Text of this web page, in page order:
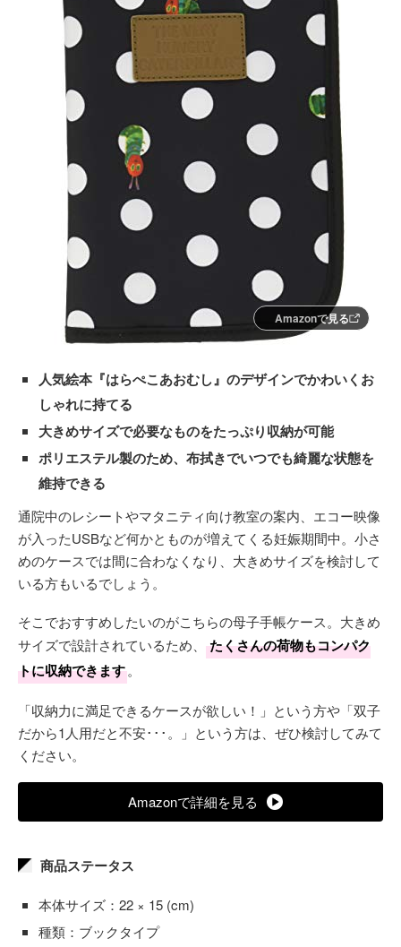
Amazonで見る
人気絵本『はらぺこあおむし』のデザインでかわいくお
しゃれに持てる
大きめサイズで必要なものをたっぷり収納が可能
ポリエステル製のため、布拭きでいつでも綺麗な状態を
維持できる
通院中のレシートやマタニティ向け教室の案内、エコー映像
が入ったUSBなど何かとものが増えてくる妊娠期間中。小さ
めのケースでは間に合わなくなり、大きめサイズを検討して
いる方もいるでしょう。
そこでおすすめしたいのがこちらの母子手帳ケース。大きめ
サイズで設計されているため、
たくさんの荷物もコンパク
トに収納できます。
「収納力に満足できるケースが欲しい！」という方や「双子
だから1人用だと不安･･･。」という方は、ぜひ検討してみて
ください。
Amazonで詳細を見る
商品ステータス
本体サイズ：22 × 15 (cm)
種類：ブックタイプ